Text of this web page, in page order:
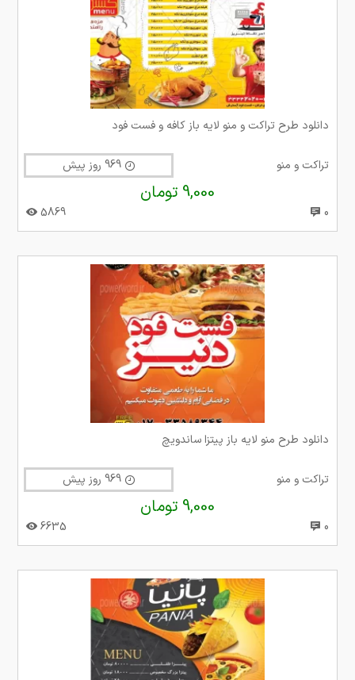
دانلود طرح تراکت و منو لایه باز کافه و فست فود
تراکت و منو 969 روز پیش
9,000 تومان
0
5869
دانلود طرح منو لایه باز پیتزا ساندویچ
تراکت و منو 969 روز پیش
9,000 تومان
0
6635